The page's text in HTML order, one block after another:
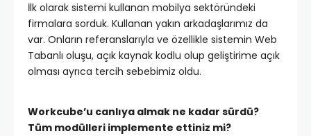
İlk olarak sistemi kullanan mobilya sektöründeki
firmalara sorduk. Kullanan yakın arkadaşlarımız da
var. Onların referanslarıyla ve özellikle sistemin Web
Tabanlı oluşu, açık kaynak kodlu olup geliştirime açık
olması ayrıca tercih sebebimiz oldu.
Workcube’u canlıya almak ne kadar sürdü?
Tüm modülleri implemente ettiniz mi?